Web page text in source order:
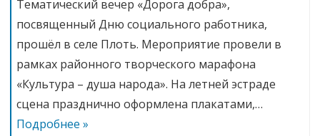
Тематический вечер «Дорога добра»,
посвященный Дню социального работника,
прошёл в селе Плоть. Мероприятие провели в
рамках районного творческого марафона
«Культура – душа народа». На летней эстраде
сцена празднично оформлена плакатами,…
Подробнее »